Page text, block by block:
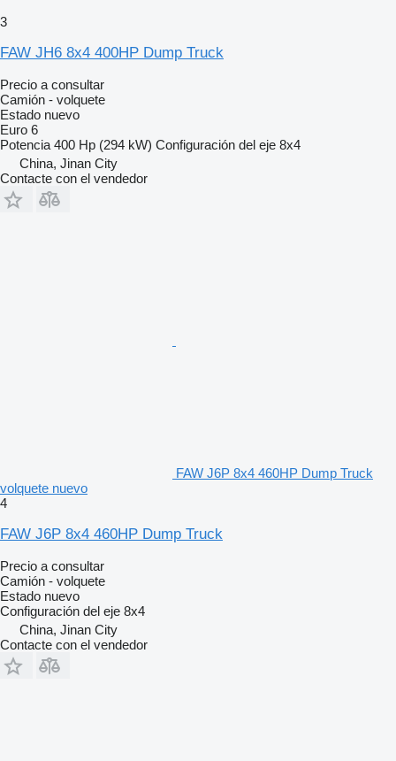
3
FAW JH6 8x4 400HP Dump Truck
Precio a consultar
Camión - volquete
Estado nuevo
Euro 6
Potencia 400 Hp (294 kW) Configuración del eje 8x4
China, Jinan City
Contacte con el vendedor
FAW J6P 8x4 460HP Dump Truck
volquete nuevo
4
FAW J6P 8x4 460HP Dump Truck
Precio a consultar
Camión - volquete
Estado nuevo
Configuración del eje 8x4
China, Jinan City
Contacte con el vendedor